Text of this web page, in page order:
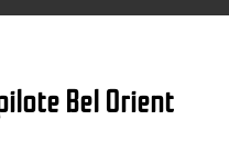
Bel Orient